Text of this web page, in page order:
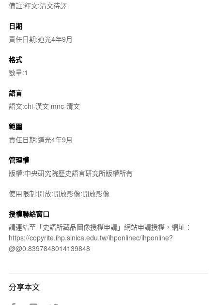
備註:釋文:清文待譯
日期
責任日期:道光4年9月
格式
數量:1
語言
語文:chi-漢文 mnc-清文
範圍
責任日期:道光4年9月
管理權
版權:中央研究院歷史語言研究所版權所有
使用限制:開放:開放影像:開放影像
授權聯絡窗口
請連結至「史語所藏品圖像授權申請」網站申請授權，網址：
https://copyrite.ihp.sinica.edu.tw/ihponlinec/ihponline?
@@0.8397848014139848
分享本文